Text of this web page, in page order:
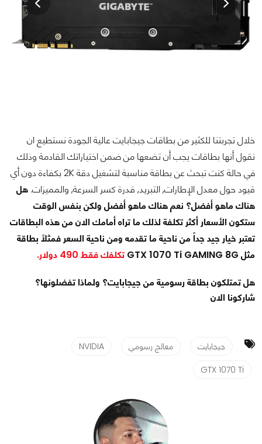
خلال تجربتنا للكثير من بطاقات جيجابايت عالية الجودة نستطيع ان
نقول أنها بطاقات يجب أن تضعها من ضمن اختياراتك القادمة وذلك
في حالة كنت تبحث عن بطاقة مناسبة لتشغيل دقة 2K بكفاءة دون أي
قيود حول معدل الإطارات, التبريد, قدرة كسر السرعة, والمميزات. هل
هناك ماهو أفضل؟ نعم هناك ماهو أفضل ولكن بنفس الوقت
ستكون الأسعار أكثر تكلفة لذلك ما تراه أمامك الان من هذه البطاقات
تعتبر خيار جيد جداً من ناحية ما تقدمه ومن ناحية السعر فمثلاً بطاقة
مثل GTX 1070 Ti GAMING 8G
تكلفك فقط 490 دولار.
هل تمتلكون بطاقة رسومية من جيجابايت؟ ولماذا تفضلونها؟
شاركونا الان
جيجابايت معالج رسومي
NVIDIA
GTX 1070 Ti